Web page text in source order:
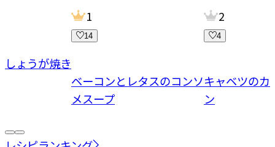
しょうが焼き
1
14
ベーコンとレタスのコンソ
メスープ
2
4
キャベツのカ
ン